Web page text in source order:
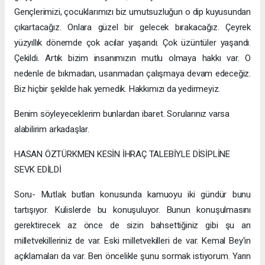
Gençlerimizi, çocuklarımızı biz umutsuzluğun o dip kuyusundan
çıkartacağız. Onlara güzel bir gelecek bırakacağız. Çeyrek
yüzyıllık dönemde çok acılar yaşandı. Çok üzüntüler yaşandı.
Çekildi. Artık bizim insanımızın mutlu olmaya hakkı var. O
nedenle de bıkmadan, usanmadan çalışmaya devam edeceğiz.
Biz hiçbir şekilde hak yemedik. Hakkımızı da yedirmeyiz.
Benim söyleyeceklerim bunlardan ibaret. Sorularınız varsa
alabilirim arkadaşlar.
HASAN ÖZTÜRKMEN KESİN İHRAÇ TALEBİYLE DİSİPLİNE
SEVK EDİLDİ
Soru- Mutlak butlan konusunda kamuoyu iki gündür bunu
tartışıyor. Kulislerde bu konuşuluyor. Bunun konuşulmasını
gerektirecek az önce de sizin bahsettiğiniz gibi şu an
milletvekilleriniz de var. Eski milletvekilleri de var. Kemal Bey'in
açıklamaları da var. Ben öncelikle şunu sormak istiyorum. Yarın